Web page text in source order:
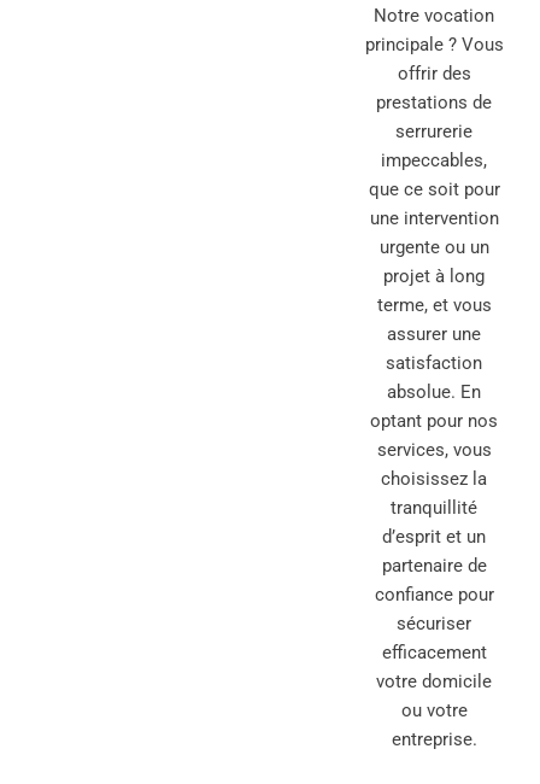
Notre vocation
principale ? Vous
offrir des
prestations de
serrurerie
impeccables,
que ce soit pour
une intervention
urgente ou un
projet à long
terme, et vous
assurer une
satisfaction
absolue. En
optant pour nos
services, vous
choisissez la
tranquillité
d’esprit et un
partenaire de
confiance pour
sécuriser
efficacement
votre domicile
ou votre
entreprise.